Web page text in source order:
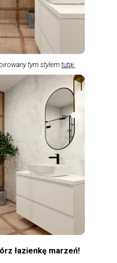
łazienkę marzeń!
tym stylemtutaj.